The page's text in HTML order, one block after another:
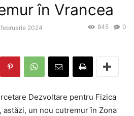
în Vrancea
februarie 2024 0
845
Dezvoltare pentru Fizica
astăzi, un nou cutremur în Zona